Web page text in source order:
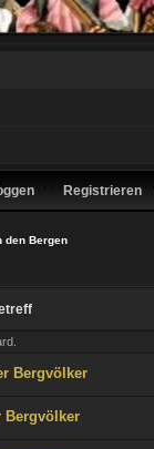
Registrieren
den Bergen
Bergvölker
Bergvölker